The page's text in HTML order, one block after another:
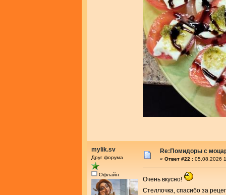
mylik.sv
Друг форума
Офлайн
Re:Помидоры с
« Ответ #22 : 05.08.2026
Очень вкусно!
Стеллочка, спасибо за